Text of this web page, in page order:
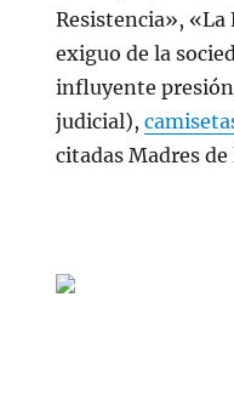
Resistencia», «La
exiguo de la
influyente
judicial),
citadas Madres